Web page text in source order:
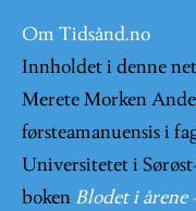
Om Tidsånd.no
Innholdet i denne
Merete Morken
førsteamanuensis i
Universitetet i
boken Blodet i årene